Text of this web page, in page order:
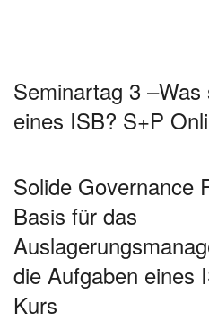
Seminartag 3
eines ISB? S+P
Solide Governance
Basis für das
die Aufgaben eines
Kurs